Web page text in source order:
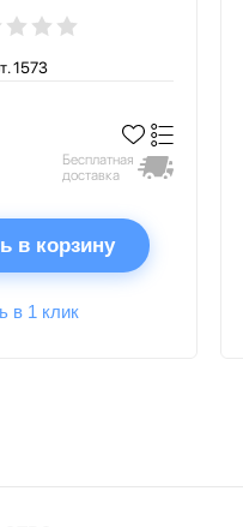
1573
Бесплатная
доставка
в корзину
в 1 клик